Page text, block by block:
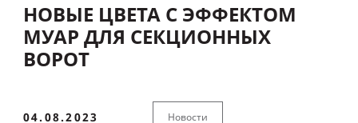
НОВЫЕ ЦВЕТА С ЭФФЕКТОМ
МУАР ДЛЯ СЕКЦИОННЫХ
ВОРОТ
04.08.2023 Новости